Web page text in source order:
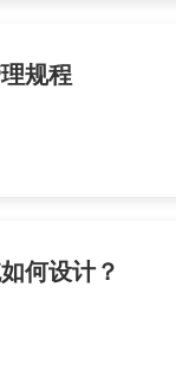
规程
何设计？